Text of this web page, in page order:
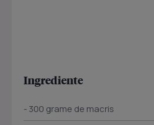
Ingrediente
- 300 grame de macris